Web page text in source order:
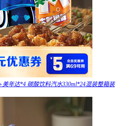
美年达*4 碳酸饮料汽水330ml*24混装整箱装